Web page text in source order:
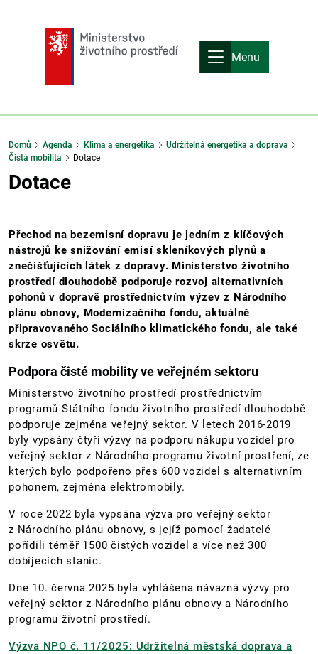
Menu
Domů Agenda Klima a energetika
Udržitelná energetika a doprava
Čistá mobilita
Dotace
Dotace
Přechod na bezemisní dopravu je jedním z klíčových
nástrojů ke snižování emisí skleníkových plynů a
znečišťujících látek z dopravy. Ministerstvo životního
prostředí dlouhodobě podporuje rozvoj alternativních
pohonů v dopravě prostřednictvím výzev z Národního
plánu obnovy, Modernizačního fondu, aktuálně
připravovaného Sociálního klimatického fondu, ale také
skrze osvětu.
Podpora čisté mobility ve veřejném sektoru
Ministerstvo životního prostředí prostřednictvím
programů Státního fondu životního prostředí dlouhodobě
podporuje zejména veřejný sektor. V letech 2016-2019
byly vypsány čtyři výzvy na podporu nákupu vozidel pro
veřejný sektor z Národního programu životní prostření, ze
kterých bylo podpořeno přes 600 vozidel s alternativním
pohonem, zejména elektromobily.
V roce 2022 byla vypsána výzva pro veřejný sektor
z Národního plánu obnovy, s jejíž pomocí žadatelé
pořídili téměř 1500 čistých vozidel a více než 300
dobíjecích stanic.
Dne 10. června 2025 byla vyhlášena návazná výzvy pro
veřejný sektor z Národního plánu obnovy a Národního
programu životní prostředí.
Výzva NPO č. 11/2025: Udržitelná městská doprava a